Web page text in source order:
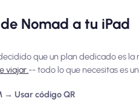
Nomad a tu iPad
que un plan dedicado es
viajar.-- todo lo que necesitas es
→ Usar código QR